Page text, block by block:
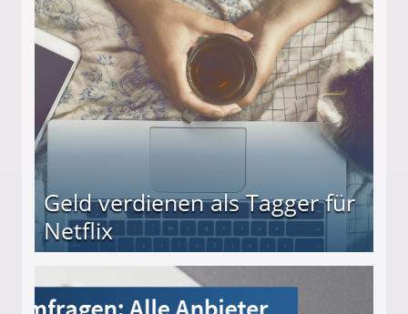
Geld verdienen als Tagger für
Netflix